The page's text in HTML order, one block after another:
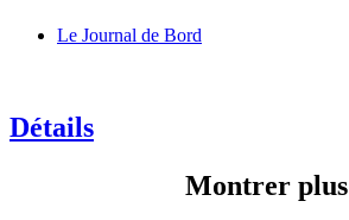
Le Journal de Bord
Détails
Montrer plus